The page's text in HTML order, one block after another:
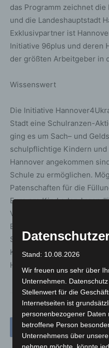
das Programm zeichnet
und die Landeshauptstadt
Exklusivpartner ist
Initiative 96plus und deren
der größten Arbeitgeber in
Wissenswert
Die Initiative
Stadt eine Schulranzen-
ging es um Sach– und
schulpflichtige Kindern
Hannover angekommen
Schule zu ermöglichen.
Patenschaften für die
Euro pro Kind oder
Vollpatenschaft für einen
Euro pro Kind oder
Schulmaterialien und
Klassenstufen 1 bis 12, an
Hannover.
Stand: 10.08.2026
Wir freuen uns sehr über
Unternehmen.
Stellenwert für die
Internetseiten ist
personenbezogener Daten
betroffene Person
Unternehmens über
nehmen möchte, könnte